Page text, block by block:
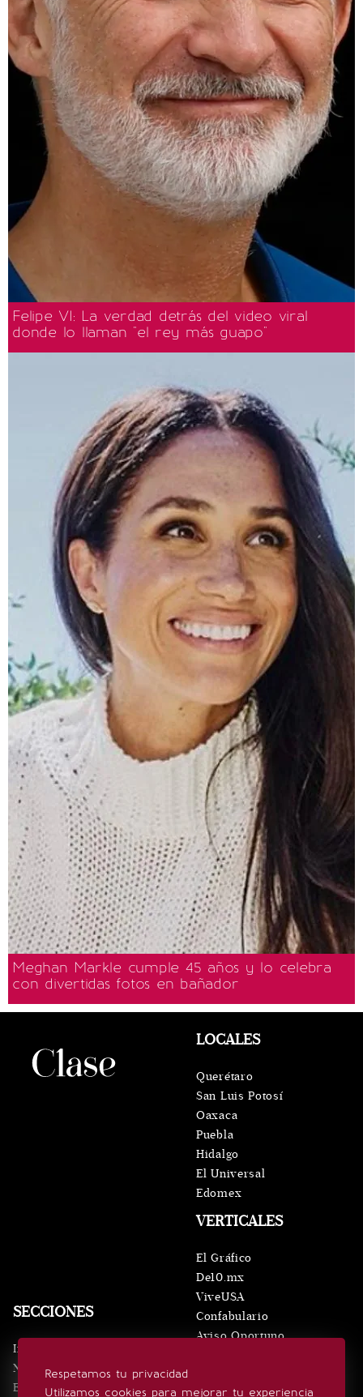
Felipe VI: La verdad detrás del video viral
donde lo llaman "el rey más guapo"
Meghan Markle cumple 45 años y lo celebra
con divertidas fotos en bañador
Respetamos tu privacidad
Utilizamos cookies para mejorar tu experiencia
SECCIONES
Inicio
Noticias
Eventos
VERTICALES
El Gráfico
De10.mx
ViveUSA
Confabulario
Aviso Oportuno
LOCALES
Querétaro
San Luis Potosí
Oaxaca
Puebla
Hidalgo
El Universal
Edomex